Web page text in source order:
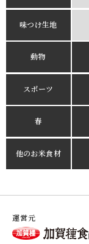
味つけ生地
動物
スポーツ
春
他のお米食材
運営元